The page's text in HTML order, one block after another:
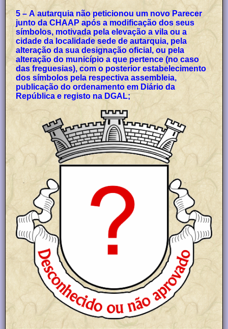
5 – A autarquia não peticionou um novo Parecer
junto da CHAAP após a modificação dos seus
símbolos, motivada pela elevação a vila ou a
cidade da localidade sede de autarquia, pela
alteração da sua designação oficial, ou pela
alteração do município a que pertence (no caso
das freguesias), com o posterior estabelecimento
dos símbolos pela respectiva assembleia,
publicação do ordenamento em Diário da
República e registo na DGAL;